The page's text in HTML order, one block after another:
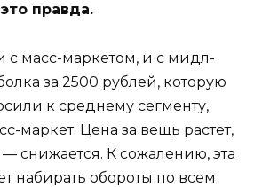
правда.
с масс-маркетом, и с мидл-
за 2500 рублей, которую
к среднему сегменту,
маркет. Цена за вещь растет,
снижается. К сожалению, эта
набирать обороты по всем